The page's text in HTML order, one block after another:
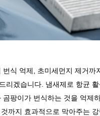
번식 억제 초미세먼지 제거까
리겠습니다 냄새제로 항균
팡이가 번식하는 것을 억제
까지 효과적으로 막아주는